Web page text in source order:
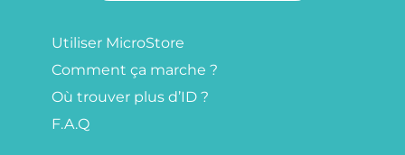
Utiliser MicroStore
Comment ça marche ?
Où trouver plus d’ID ?
F.A.Q